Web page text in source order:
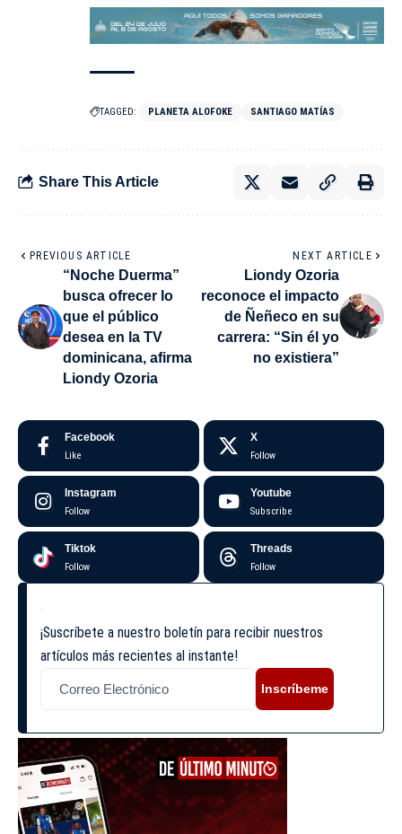
TAGGED: PLANETA ALOFOKE SANTIAGO MATÍAS
Share This Article
PREVIOUS ARTICLE
“Noche Duerma”
busca ofrecer lo
que el público
desea en la TV
dominicana, afirma
Liondy Ozoria
NEXT ARTICLE
Liondy Ozoria
reconoce el impacto
de Ñeñeco en su
carrera: “Sin él yo
no existiera”
Facebook
Like
X
Follow
Instagram
Follow
Youtube
Subscribe
Tiktok
Follow
Threads
Follow
¡Suscríbete a nuestro boletín para recibir nuestros
artículos más recientes al instante!
Inscríbeme